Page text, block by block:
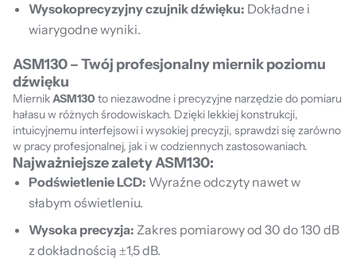
Wysokoprecyzyjny czujnik dźwięku: Dokładne i
wiarygodne wyniki.
ASM130 – Twój profesjonalny miernik poziomu
dźwięku
MiernikASM130 to niezawodne i precyzyjne narzędzie do pomiaru
hałasu w różnych środowiskach. Dzięki lekkiej konstrukcji,
intuicyjnemu interfejsowi i wysokiej precyzji, sprawdzi się zarówno
w pracy profesjonalnej, jak i w codziennych zastosowaniach.
Najważniejsze zalety ASM130:
Podświetlenie LCD: Wyraźne odczyty nawet w
słabym oświetleniu.
Wysoka precyzja: Zakres pomiarowy od 30 do 130 dB
z dokładnością ±1,5 dB.